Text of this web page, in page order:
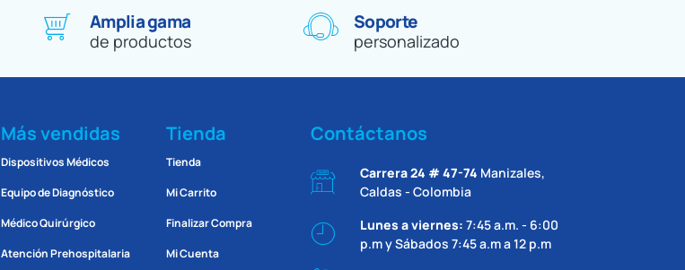
Amplia gama
de productos
Soporte
personalizado
Más vendidas
Dispositivos Médicos
Equipo de Diagnóstico
Médico Quirúrgico
Atención Prehospitalaria
Tienda
Tienda
Mi Carrito
Finalizar Compra
Mi Cuenta
Contáctanos
Carrera 24 # 47-74 Manizales,
Caldas - Colombia
Lunes a viernes: 7:45 a.m. - 6:00
p.m y Sábados 7:45 a.m a 12 p.m